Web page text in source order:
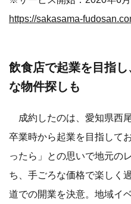
https://sakasama-
飲食店で起業を目指
な物件探しも
成約したのは、愛知県西
卒業時から起業を目指して
ったら」との思いで地元の
ち、手ごろな価格で楽しく
道での開業を決意。地域イ